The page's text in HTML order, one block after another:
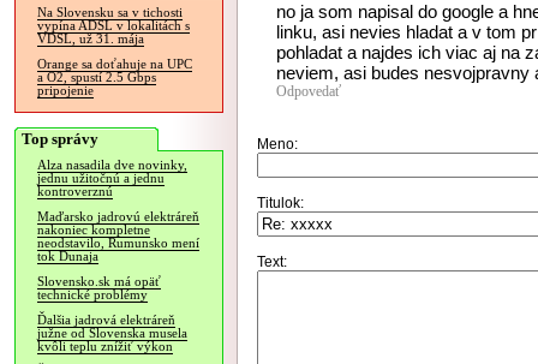
Na Slovensku sa v tichosti
vypína ADSL v lokalitách s
VDSL, už 31. mája
Orange sa doťahuje na UPC
a O2, spustí 2.5 Gbps
pripojenie
Top správy
Alza nasadila dve novinky,
jednu užitočnú a jednu
kontroverznú
Maďarsko jadrovú elektráreň
nakoniec kompletne
neodstavilo, Rumunsko mení
tok Dunaja
Slovensko.sk má opäť
technické problémy
Ďalšia jadrová elektráreň
južne od Slovenska musela
kvôli teplu znížiť výkon
no ja som napisal do google a
linku, asi nevies hladat a v tom
pohladat a najdes ich viac aj na
neviem, asi budes nesvojpravny
Odpovedať
Meno:
Titulok:
Text: